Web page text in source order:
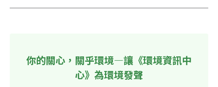
你的關心，關乎環境—讓《環境資訊中
心》為環境發聲